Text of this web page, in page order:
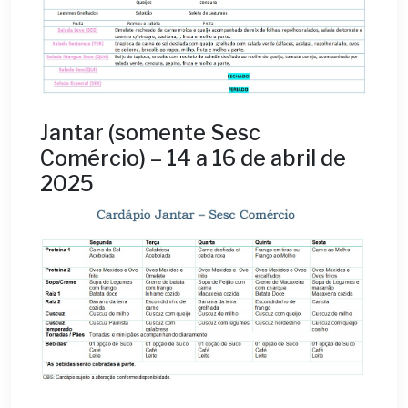
Jantar (somente Sesc
Comércio) – 14 a 16 de abril de
2025